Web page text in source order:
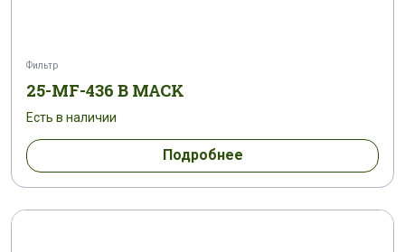
Фильтр
25-MF-436 B MACK
Есть в наличии
Подробнее